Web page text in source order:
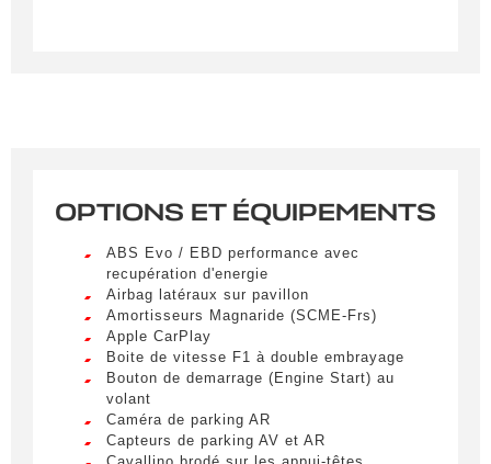
Remplissez le formulaire ci-dessous pour recevoir
une notification par e-mail dès qu’un véhicule
correspondant à vos critères sera disponible.
Civilité *
M.
LIVRAISON PARTOUT EN
FRANCE
OPTIONS ET ÉQUIPEMENTS
ABS Evo / EBD performance avec
recupération d'energie
Airbag latéraux sur pavillon
Amortisseurs Magnaride (SCME-Frs)
Apple CarPlay
Boite de vitesse F1 à double embrayage
Bouton de demarrage (Engine Start) au
volant
Caméra de parking AR
Capteurs de parking AV et AR